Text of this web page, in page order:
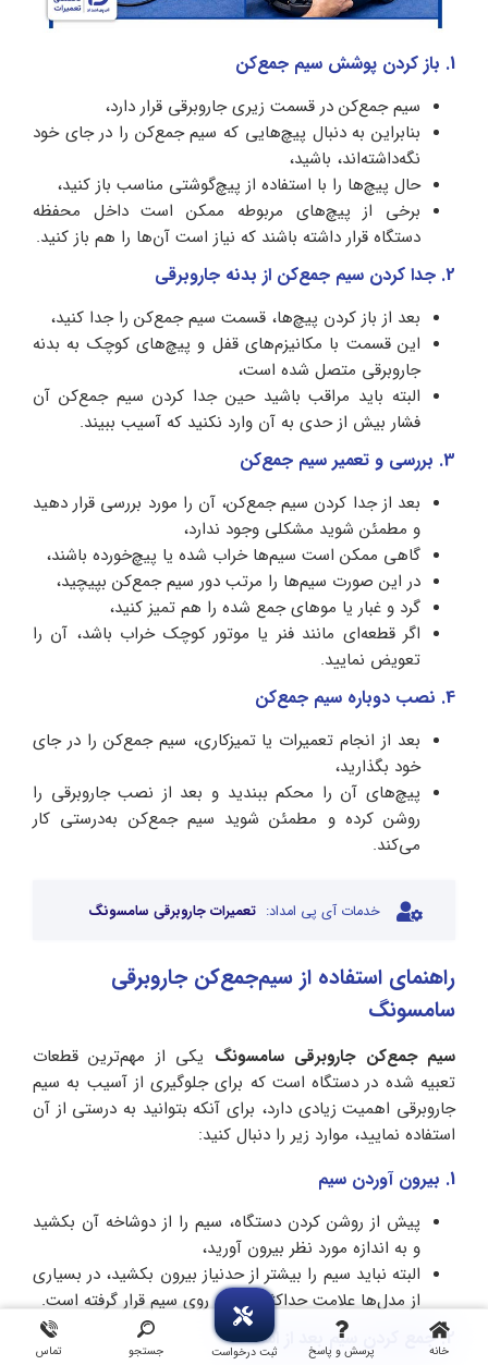
خانه پرسش و پاسخ ثبت درخواست جستجو تماس
1. باز کردن پوشش سیم جمع‌کن
سیم جمع‌کن در قسمت زیری جاروبرقی قرار دارد،
بنابراین به دنبال پیچ‌هایی که سیم جمع‌کن را در جای خود
نگه‌داشته‌اند، باشید،
حال پیچ‌ها را با استفاده از پیچ‌گوشتی مناسب باز کنید،
برخی از پیچ‌های مربوطه ممکن است داخل محفظه
دستگاه قرار داشته باشند که نیاز است آن‌ها را هم باز کنید.
2. جدا کردن سیم جمع‌کن از بدنه جاروبرقی
بعد از باز کردن پیچ‌ها، قسمت سیم جمع‌کن را جدا کنید،
این قسمت با مکانیزم‌های قفل و پیچ‌های کوچک به بدنه
جاروبرقی متصل شده است،
البته باید مراقب باشید حین جدا کردن سیم جمع‌کن آن
فشار بیش از حدی به آن وارد نکنید که آسیب ببیند.
3. بررسی و تعمیر سیم جمع‌کن
بعد از جدا کردن سیم جمع‌کن، آن را مورد بررسی قرار دهید
و مطمئن شوید مشکلی وجود ندارد،
گاهی ممکن است سیم‌ها خراب شده یا پیچ‌خورده باشند،
در این صورت سیم‌ها را مرتب دور سیم جمع‌کن بپیچید،
گرد و غبار یا موهای جمع شده را هم تمیز کنید،
اگر قطعه‌ای مانند فنر یا موتور کوچک خراب باشد، آن را
تعویض نمایید.
4. نصب دوباره سیم جمع‌کن
بعد از انجام تعمیرات یا تمیزکاری، سیم جمع‌کن را در جای
خود بگذارید،
پیچ‌های آن را محکم ببندید و بعد از نصب جاروبرقی را
روشن کرده و مطمئن شوید سیم جمع‌کن به‌درستی کار
می‌کند.
خدمات آی پی امداد: تعمیرات جاروبرقی سامسونگ
راهنمای استفاده از سیم‌جمع‌کن جاروبرقی
سامسونگ
سیم‌ جمع‌کن جاروبرقی سامسونگ یکی از مهم‌ترین قطعات
تعبیه شده در دستگاه است که برای جلوگیری از آسیب به سیم
جاروبرقی اهمیت زیادی دارد، برای آنکه بتوانید به درستی از آن
استفاده نمایید، موارد زیر را دنبال کنید:
1. بیرون آوردن سیم
پیش از روشن کردن دستگاه، سیم را از دوشاخه آن بکشید
و به اندازه مورد نظر بیرون آورید،
البته نباید سیم را بیشتر از حدنیاز بیرون بکشید، در بسیاری
از مدل‌ها علامت حداکثری طول روی سیم قرار گرفته است.
2. جمع کردن سیم بعد از استفاده